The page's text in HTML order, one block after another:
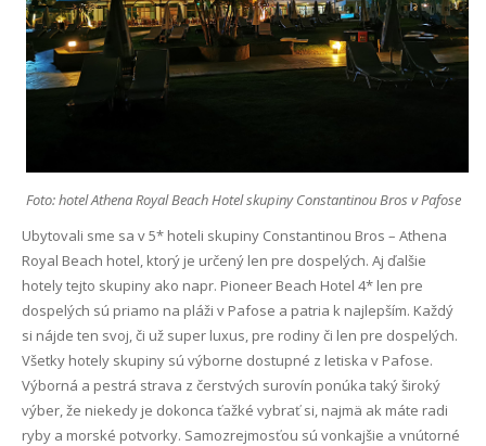
Foto: hotel Athena Royal Beach Hotel skupiny Constantinou Bros v Pafose
Ubytovali sme sa v 5* hoteli skupiny Constantinou Bros – Athena
Royal Beach hotel, ktorý je určený len pre dospelých. Aj ďalšie
hotely tejto skupiny ako napr. Pioneer Beach Hotel 4* len pre
dospelých sú priamo na pláži v Pafose a patria k najlepším. Každý
si nájde ten svoj, či už super luxus, pre rodiny či len pre dospelých.
Všetky hotely skupiny sú výborne dostupné z letiska v Pafose.
Výborná a pestrá strava z čerstvých surovín ponúka taký široký
výber, že niekedy je dokonca ťažké vybrať si, najmä ak máte radi
ryby a morské potvorky. Samozrejmosťou sú vonkajšie a vnútorné